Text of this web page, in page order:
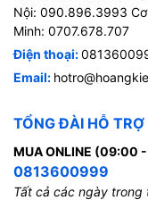
Nội: 090.896.3993 Cơ
Minh: 0707.678.707
Điện thoại:
Email:
TỔNG ĐÀI HỖ TRỢ
MUA ONLINE (09:00
0813600999
Tất cả các ngày trong